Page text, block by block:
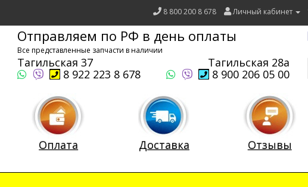
8 800 200 8 678 Личный кабинет
Отправляем по РФ в день оплаты
Все представленные запчасти в наличии
Тагильская 37
Тагильская 28а
8 922 223 8 678
8 900 206 05 00
Оплата Доставка Отзывы